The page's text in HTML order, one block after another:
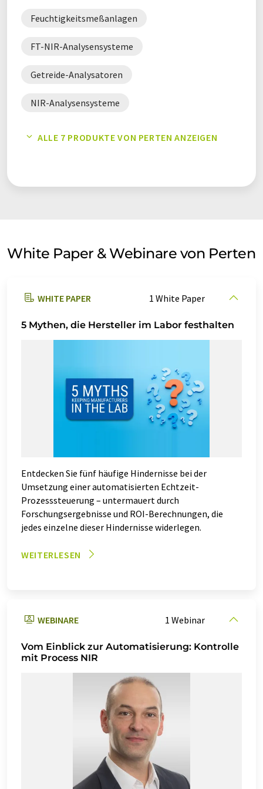
Feuchtigkeitsmeßanlagen
FT-NIR-Analysensysteme
Getreide-Analysatoren
NIR-Analysensysteme
ALLE 7 PRODUKTE VON PERTEN ANZEIGEN
White Paper & Webinare von Perten
WHITE PAPER 1 White Paper
5 Mythen, die Hersteller im Labor festhalten
Entdecken Sie fünf häufige Hindernisse bei der
Umsetzung einer automatisierten Echtzeit-
Prozesssteuerung – untermauert durch
Forschungsergebnisse und ROI-Berechnungen, die
jedes einzelne dieser Hindernisse widerlegen.
WEITERLESEN
WEBINARE 1 Webinar
Vom Einblick zur Automatisierung: Kontrolle
mit Process NIR